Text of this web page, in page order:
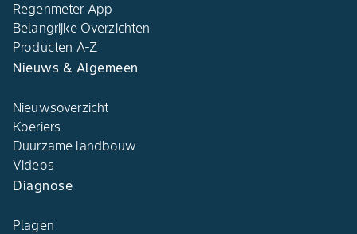
Regenmeter App
Belangrijke Overzichten
Producten A-Z
Nieuws & Algemeen
Nieuwsoverzicht
Koeriers
Duurzame landbouw
Videos
Diagnose
Plagen